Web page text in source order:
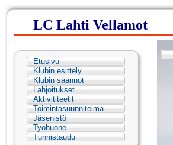
LC Lahti Vellamot
Etusivu
Klubin esittely
Klubin säännöt
Lahjoitukset
Aktivititeetit
Toimintasuunnitelma
Jäsenistö
Työhuone
Tunnistaudu